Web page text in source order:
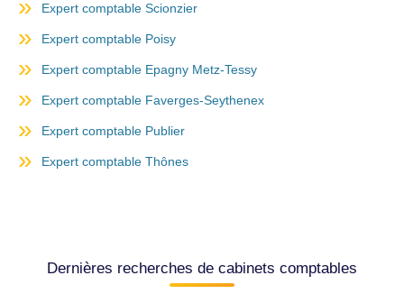
Expert comptable Scionzier
Expert comptable Poisy
Expert comptable Epagny Metz-Tessy
Expert comptable Faverges-Seythenex
Expert comptable Publier
Expert comptable Thônes
Dernières recherches de cabinets comptables